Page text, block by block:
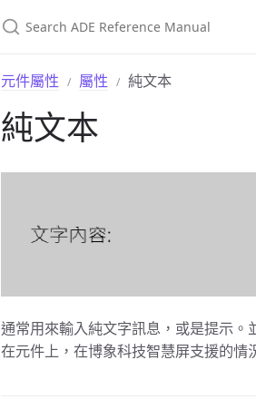
元件屬性 屬性 純文本
純文本
通常用來輸入純文字訊息，或是提示
在元件上，在博象科技智慧屏支援的